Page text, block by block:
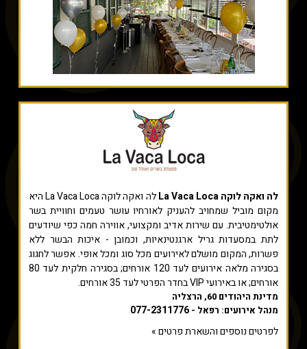
לה ואקה לוקה La Vaca Loca
לה ואקה לוקה La Vaca Loca היא
מקום מוביל שמחויב להעניק לאורחיו עושר טעמים וחוויית בשר
אולטימטיבית. עם שירות אדיב ומקצועי, אווירה חמה כפי שיודעים
לתת במסעדות גריל ארגנטינאיות, וכמובן - איכות הבשר ללא
פשרות, המקום מושלם לאירועים מכל סוג ומכל אופי. אפשר לחגוג
בסגירה מלאה אירועים לעד 120 אורחים; בסגירה חלקית לעד 80
אורחים; או באירועי VIP בחדר הפרטי לעד 35 אורחים.
מדינת היהודים 60, הרצליה
מנהל אירועים: רפאל - 077-2311776
לפרטים נוספים והשארת פרטים »